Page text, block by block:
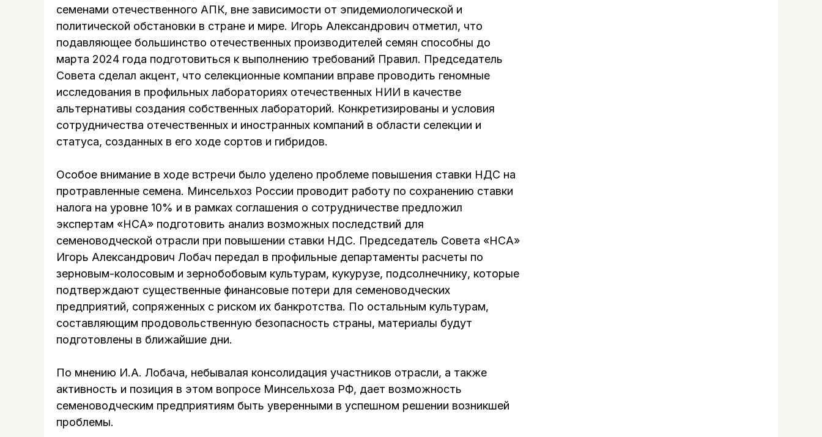
семенами отечественного АПК, вне зависимости от эпидемиологической и
политической обстановки в стране и мире. Игорь Александрович отметил, что
подавляющее большинство отечественных производителей семян способны до
марта 2024 года подготовиться к выполнению требований Правил. Председатель
Совета сделал акцент, что селекционные компании вправе проводить геномные
исследования в профильных лабораториях отечественных НИИ в качестве
альтернативы создания собственных лабораторий. Конкретизированы и условия
сотрудничества отечественных и иностранных компаний в области селекции и
статуса, созданных в его ходе сортов и гибридов.
Особое внимание в ходе встречи было уделено проблеме повышения ставки НДС на
протравленные семена. Минсельхоз России проводит работу по сохранению ставки
налога на уровне 10% и в рамках соглашения о сотрудничестве предложил
экспертам «НСА» подготовить анализ возможных последствий для
семеноводческой отрасли при повышении ставки НДС. Председатель Совета «НСА»
Игорь Александрович Лобач передал в профильные департаменты расчеты по
зерновым-колосовым и зернобобовым культурам, кукурузе, подсолнечнику, которые
подтверждают существенные финансовые потери для семеноводческих
предприятий, сопряженных с риском их банкротства. По остальным культурам,
составляющим продовольственную безопасность страны, материалы будут
подготовлены в ближайшие дни.
По мнению И.А. Лобача, небывалая консолидация участников отрасли, а также
активность и позиция в этом вопросе Минсельхоза РФ, дает возможность
семеноводческим предприятиям быть уверенными в успешном решении возникшей
проблемы.